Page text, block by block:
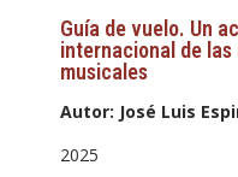
Guía de vuelo. Un
internacional de
musicales
Autor: José Luis
2025